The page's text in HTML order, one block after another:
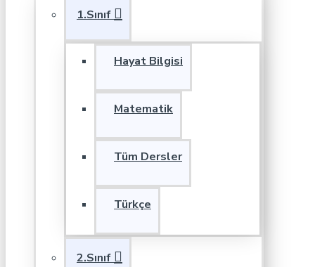
1.Sınıf
Hayat Bilgisi
Matematik
Tüm Dersler
Türkçe
2.Sınıf